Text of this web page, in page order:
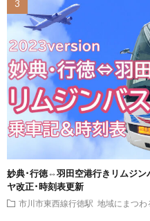
妙典･行徳⇔羽田空港行きリムジ
ヤ改正･時刻表更新
市川市東西線行徳駅 地域にまつわ